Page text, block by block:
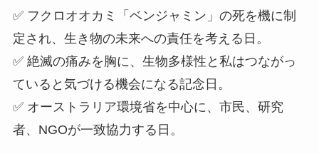
✅ フクロオオカミ「ベンジャミン」の死を機に制
定され、生き物の未来への責任を考える日。
✅ 絶滅の痛みを胸に、生物多様性と私はつながっ
ていると気づける機会になる記念日。
✅ オーストラリア環境省を中心に、市民、研究
者、NGOが一致協力する日。